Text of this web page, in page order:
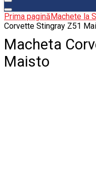
Prima paginăMachete la
Corvette Stingray Z51
Macheta
Maisto